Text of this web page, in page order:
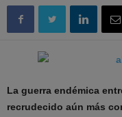
La guerra endémica
recrudecido aún más